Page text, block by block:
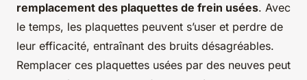
remplacement des plaquettes de frein usées. Avec
le temps, les plaquettes peuvent s’user et perdre de
leur efficacité, entraînant des bruits désagréables.
Remplacer ces plaquettes usées par des neuves peut